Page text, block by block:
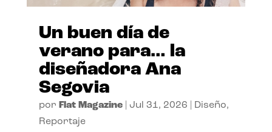
Un buen día de
verano para… la
diseñadora Ana
Segovia
por Flat Magazine| Jul 31, 2026 Diseño,
Reportaje